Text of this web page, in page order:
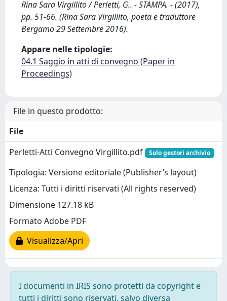
Rina Sara Virgillito / Perletti, G.. - STAMPA. - (2017),
pp. 51-66. (Rina Sara Virgillito, poeta e traduttore
Bergamo 29 Settembre 2016).
Appare nelle tipologie:
04.1 Saggio in atti di convegno (Paper in
Proceedings)
File in questo prodotto:
File
Perletti-Atti Convegno Virgillito.pdf
Solo gestori archivio
Tipologia: Versione editoriale (Publisher’s layout)
Licenza: Tutti i diritti riservati (All rights reserved)
Dimensione 127.18 kB
Formato Adobe PDF
Visualizza/Apri
I documenti in IRIS sono protetti da copyright e
tutti i diritti sono riservati, salvo diversa